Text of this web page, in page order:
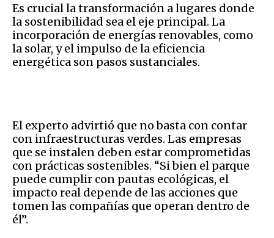
Es crucial la transformación a lugares donde
la sostenibilidad sea el eje principal. La
incorporación de energías renovables, como
la solar, y el impulso de la eficiencia
energética son pasos sustanciales.
El experto advirtió que no basta con contar
con infraestructuras verdes. Las empresas
que se instalen deben estar comprometidas
con prácticas sostenibles. “Si bien el parque
puede cumplir con pautas ecológicas, el
impacto real depende de las acciones que
tomen las compañías que operan dentro de
él”.